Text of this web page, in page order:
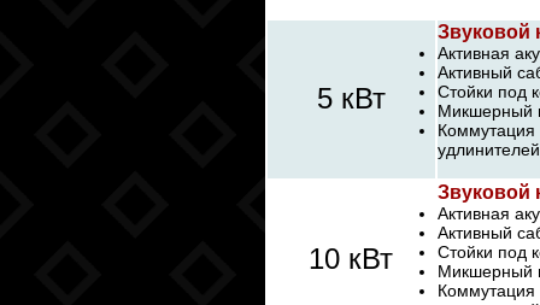
5 кВт
Звуковой
Активная
Активный
Стойки под
Микшерный
Коммутация
10 кВт
Звуковой
Активная
Активный
Стойки под
Микшерный
Коммутация